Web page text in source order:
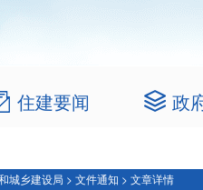
住建要闻 政
城乡建设局 > 文件通知 > 文章详情